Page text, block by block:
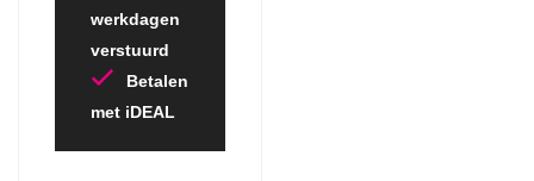
werkdagen
verstuurd
Betalen
met iDEAL